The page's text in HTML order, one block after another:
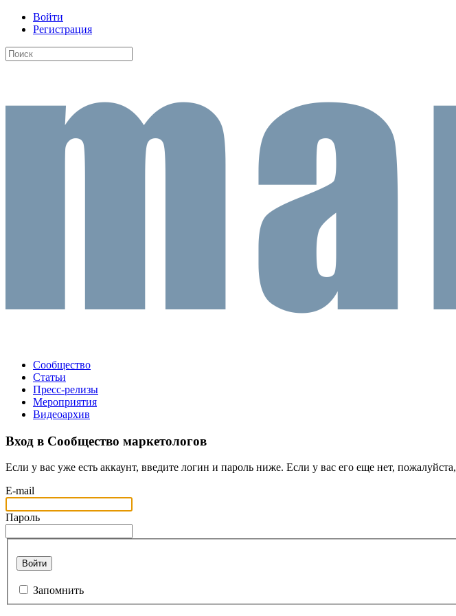
Войти
Регистрация
Сообщество
Статьи
Пресс-релизы
Мероприятия
Видеоархив
Вход в Сообщество маркетологов
Если у вас уже есть аккаунт, введите логин и пароль ниже. Если у вас его еще нет, пожалуйста,
E-mail
Пароль
Войти
Запомнить